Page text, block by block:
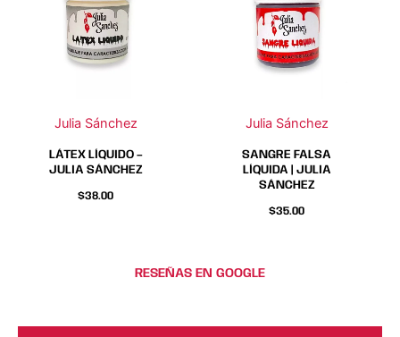
Julia Sánchez
LÁTEX LÍQUIDO –
JULIA SÁNCHEZ
$38.00
Julia Sánchez
SANGRE FALSA
LÍQUIDA | JULIA
SÁNCHEZ
$35.00
RESEÑAS EN GOOGLE